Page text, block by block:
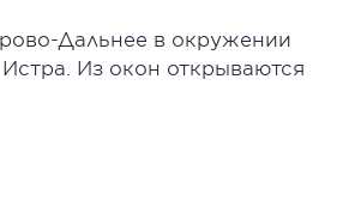
Дальнее в окружении
Из окон открываются